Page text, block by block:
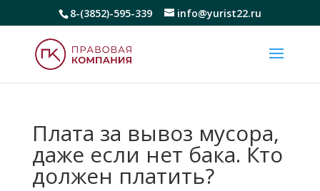
8-(3852)-595-339 info@yurist22.ru
Плата за вывоз мусора,
даже если нет бака. Кто
должен платить?